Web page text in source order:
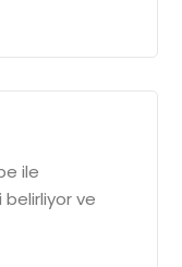
ile
belirliyor ve